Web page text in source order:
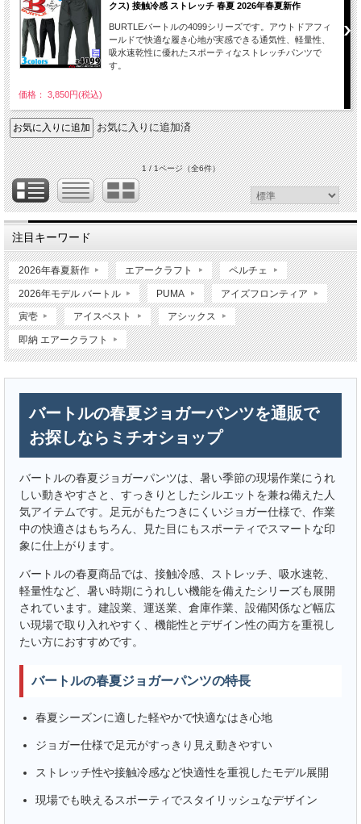
クス) 接触冷感 ストレッチ 春夏 2026年春夏新作
BURTLEバートルの4099シリーズです。アウトドアフィ
ールドで快適な履き心地が実感できる通気性、軽量性、
吸水速乾性に優れたスポーティなストレッチパンツで
す。
価格： 3,850円(税込)
お気に入りに追加済
1 / 1ページ（全6件）
注目キーワード
2026年春夏新作 エアークラフト ペルチェ
2026年モデル バートル PUMA アイズフロンティア
寅壱 アイスベスト アシックス
即納 エアークラフト
バートルの春夏ジョガーパンツを通販で
お探しならミチオショップ
バートルの春夏ジョガーパンツは、暑い季節の現場作業にうれ
しい動きやすさと、すっきりとしたシルエットを兼ね備えた人
気アイテムです。足元がもたつきにくいジョガー仕様で、作業
中の快適さはもちろん、見た目にもスポーティでスマートな印
象に仕上がります。
バートルの春夏商品では、接触冷感、ストレッチ、吸水速乾、
軽量性など、暑い時期にうれしい機能を備えたシリーズも展開
されています。建設業、運送業、倉庫作業、設備関係など幅広
い現場で取り入れやすく、機能性とデザイン性の両方を重視し
たい方におすすめです。
バートルの春夏ジョガーパンツの特長
春夏シーズンに適した軽やかで快適なはき心地
ジョガー仕様で足元がすっきり見え動きやすい
ストレッチ性や接触冷感など快適性を重視したモデル展開
現場でも映えるスポーティでスタイリッシュなデザイン